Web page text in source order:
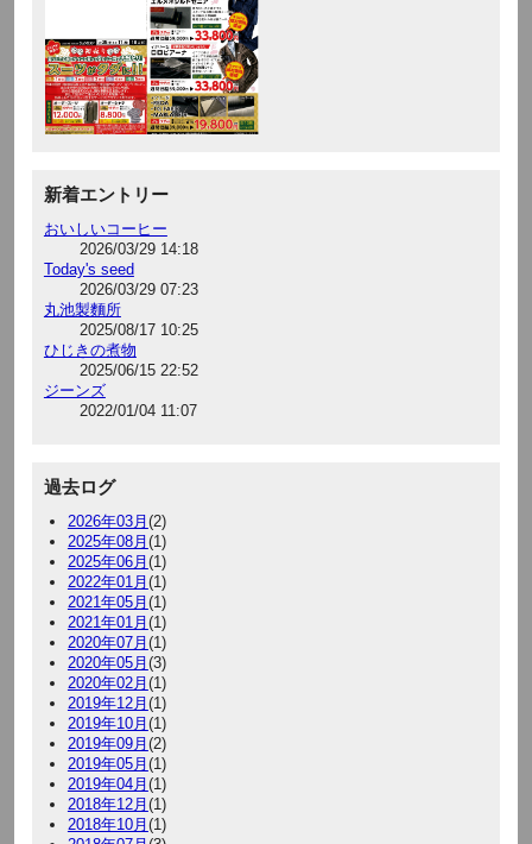
新着エントリー
おいしいコーヒー
2026/03/29 14:18
Today's seed
2026/03/29 07:23
丸池製麵所
2025/08/17 10:25
ひじきの煮物
2025/06/15 22:52
ジーンズ
2022/01/04 11:07
過去ログ
2026年03月(2)
2025年08月(1)
2025年06月(1)
2022年01月(1)
2021年05月(1)
2021年01月(1)
2020年07月(1)
2020年05月(3)
2020年02月(1)
2019年12月(1)
2019年10月(1)
2019年09月(2)
2019年05月(1)
2019年04月(1)
2018年12月(1)
2018年10月(1)